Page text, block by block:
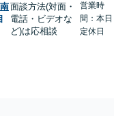
面談方法(対面・
電話・ビデオな
ど)は応相談
営業時
間：本日
定休日